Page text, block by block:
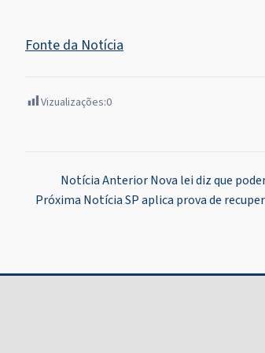
Fonte da Notícia
Vizualizações:0
Navegação
Notícia AnteriorNova lei diz que
Próxima NotíciaSP aplica prova de